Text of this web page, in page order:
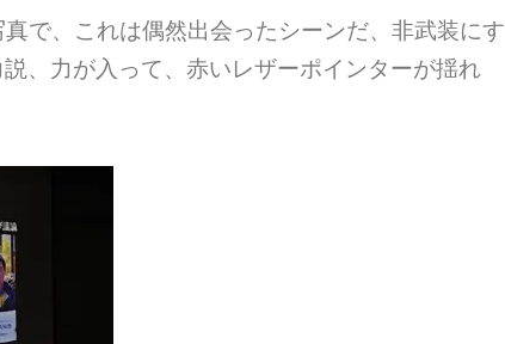
で、これは偶然出会ったシーンだ、非武装にす
、力が入って、赤いレザーポインターが揺れ